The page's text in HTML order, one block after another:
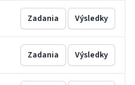
Zadania Výsledky
Zadania Výsledky